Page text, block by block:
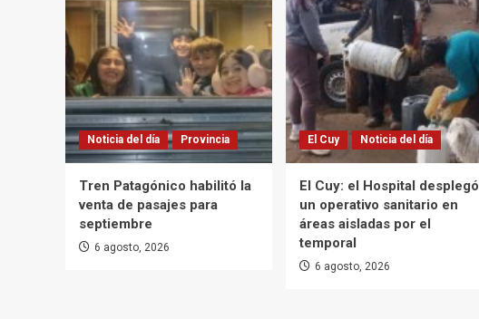
Noticia del día Provincia
Tren Patagónico habilitó la
venta de pasajes para
septiembre
6 agosto, 2026
El Cuy Noticia del día
El Cuy: el Hospital desplegó
un operativo sanitario en
áreas aisladas por el
temporal
6 agosto, 2026